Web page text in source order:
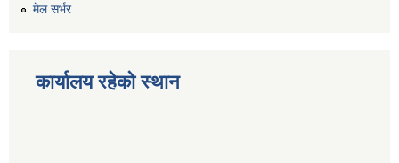
मेल सर्भर
कार्यालय रहेको स्थान